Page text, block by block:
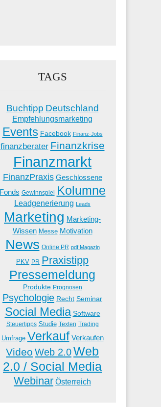
TAGS
Buchtipp Deutschland
Empfehlungsmarketing
Events Facebook Finanz-Jobs
finanzberater Finanzkrise
Finanzmarkt
FinanzPraxis Geschlossene
Fonds Gewinnspiel Kolumne
Leadgenerierung Leads
Marketing Marketing-
Wissen Messe Motivation
News Online PR pdf Magazin
PKV PR Praxistipp
Pressemeldung
Produkte Prognosen
Psychologie Recht Seminar
Social Media Software
Steuertipps Studie Texten Trading
Umfrage Verkauf Verkaufen
Video Web 2.0Web
2.0 / Social Media
Webinar Österreich